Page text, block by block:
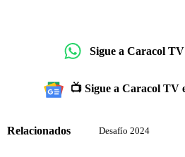
Sigue a Caracol
📺 Sigue a Caracol TV
Relacionados Desafío 2024